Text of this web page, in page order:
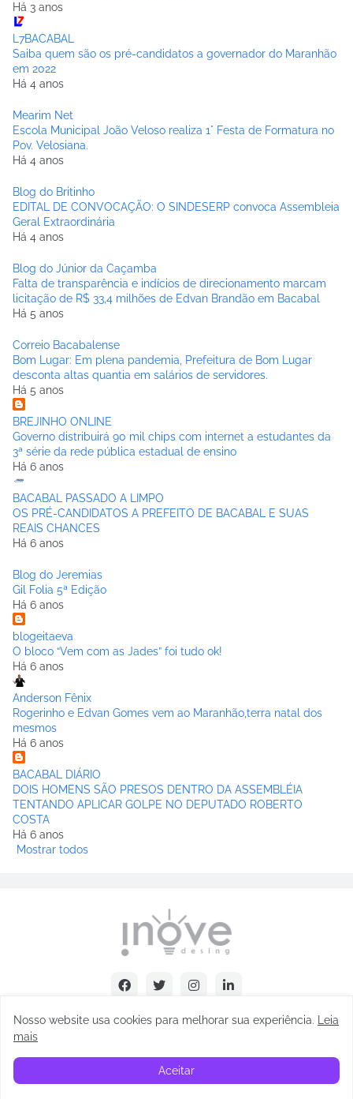
Há 3 anos
L7BACABAL
Saiba quem são os pré-candidatos a governador do Maranhão
em 2022
Há 4 anos
Mearim Net
Escola Municipal João Veloso realiza 1° Festa de Formatura no
Pov. Velosiana.
Há 4 anos
Blog do Britinho
EDITAL DE CONVOCAÇÃO: O SINDESERP convoca Assembleia
Geral Extraordinária
Há 4 anos
Blog do Júnior da Caçamba
Falta de transparência e indícios de direcionamento marcam
licitação de R$ 33,4 milhões de Edvan Brandão em Bacabal
Há 5 anos
Correio Bacabalense
Bom Lugar: Em plena pandemia, Prefeitura de Bom Lugar
desconta altas quantia em salários de servidores.
Há 5 anos
BREJINHO ONLINE
Governo distribuirá 90 mil chips com internet a estudantes da
3ª série da rede pública estadual de ensino
Há 6 anos
BACABAL PASSADO A LIMPO
OS PRÉ-CANDIDATOS A PREFEITO DE BACABAL E SUAS
REAIS CHANCES
Há 6 anos
Blog do Jeremias
Gil Folia 5ª Edição
Há 6 anos
blogeitaeva
O bloco “Vem com as Jades” foi tudo ok!
Há 6 anos
Anderson Fênix
Rogerinho e Edvan Gomes vem ao Maranhão,terra natal dos
mesmos
Há 6 anos
BACABAL DIÁRIO
DOIS HOMENS SÃO PRESOS DENTRO DA ASSEMBLÉIA
TENTANDO APLICAR GOLPE NO DEPUTADO ROBERTO
COSTA
Há 6 anos
Mostrar todos
Sobre
Nosso website usa cookies para melhorar sua experiência.
Leia
mais
Aceitar